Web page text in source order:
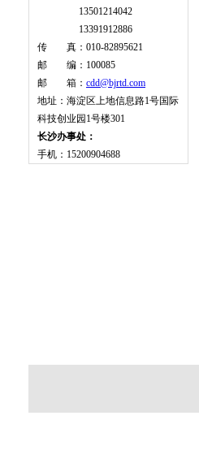
13501214042
13391912886
传 真：010-82895621
邮 编：100085
邮 箱： cdd@bjrtd.com
地址：海淀区上地信息路1号国际
科技创业园1号楼301
长沙办事处：
手机：15200904688